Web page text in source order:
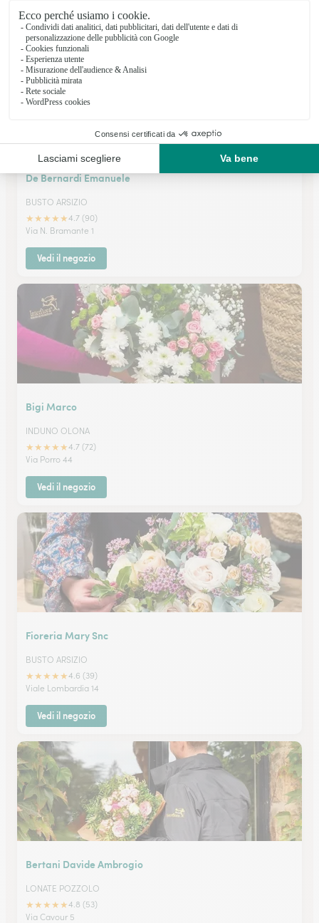
Vedi il negozio
De Bernardi Emanuele
BUSTO ARSIZIO
★★★★★4.7 (90)
Via N. Bramante 1
Vedi il negozio
Bigi Marco
INDUNO OLONA
★★★★★4.7 (72)
Via Porro 44
Vedi il negozio
Fioreria Mary Snc
BUSTO ARSIZIO
★★★★★4.6 (39)
Viale Lombardia 14
Vedi il negozio
Bertani Davide Ambrogio
LONATE POZZOLO
★★★★★4.8 (53)
Via Cavour 5